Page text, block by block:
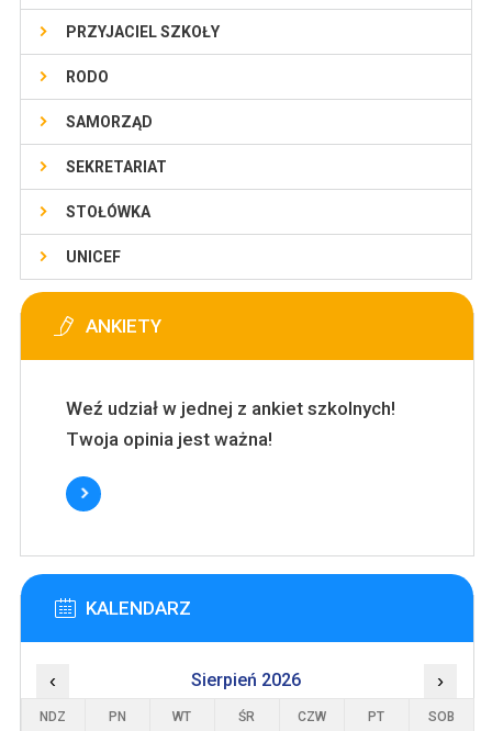
PRZYJACIEL SZKOŁY
RODO
SAMORZĄD
SEKRETARIAT
STOŁÓWKA
UNICEF
ANKIETY
Weź udział w jednej z ankiet szkolnych!
Twoja opinia jest ważna!
KALENDARZ
‹ Sierpień 2026 ›
NDZ PN WT ŚR CZW PT SOB